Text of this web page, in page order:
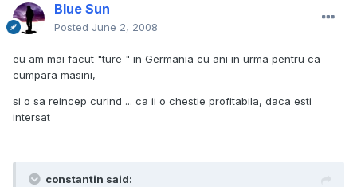
Blue Sun
Posted June 2, 2008
eu am mai facut "ture " in Germania cu ani in urma pentru ca
cumpara masini,
si o sa reincep curind ... ca ii o chestie profitabila, daca esti
intersat
constantin said: